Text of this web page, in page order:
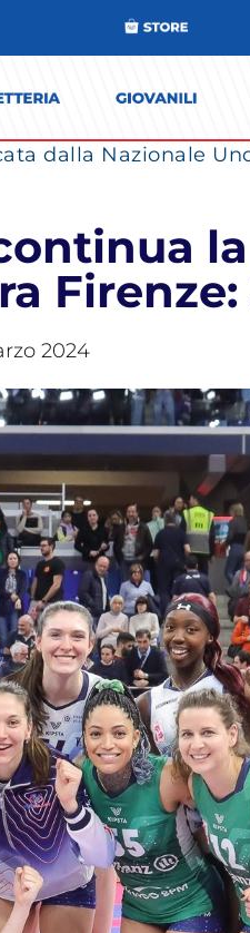
dalla Nazionale
Firenze:
2024